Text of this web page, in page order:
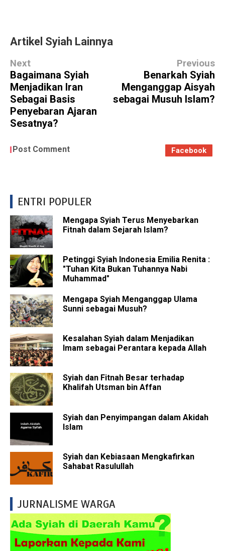
Artikel Syiah Lainnya
Next
Bagaimana Syiah
Menjadikan Iran
Sebagai Basis
Penyebaran Ajaran
Sesatnya?
Previous
Benarkah Syiah
Menganggap Aisyah
sebagai Musuh Islam?
Post Comment Facebook
ENTRI POPULER
Mengapa Syiah Terus Menyebarkan
Fitnah dalam Sejarah Islam?
Petinggi Syiah Indonesia Emilia Renita :
"Tuhan Kita Bukan Tuhannya Nabi
Muhammad"
Mengapa Syiah Menganggap Ulama
Sunni sebagai Musuh?
Kesalahan Syiah dalam Menjadikan
Imam sebagai Perantara kepada Allah
Syiah dan Fitnah Besar terhadap
Khalifah Utsman bin Affan
Syiah dan Penyimpangan dalam Akidah
Islam
Syiah dan Kebiasaan Mengkafirkan
Sahabat Rasulullah
JURNALISME WARGA